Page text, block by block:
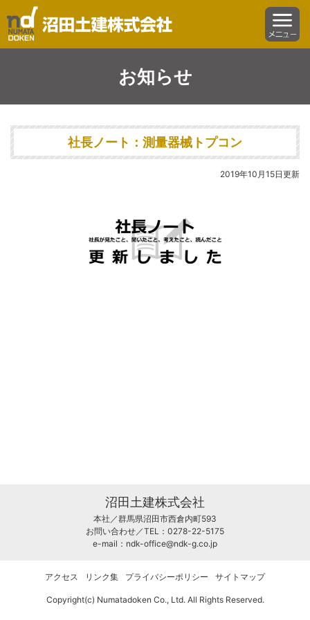
沼田土建株式会社 menu
お知らせ
社長ノート：測量器械トプコン
2019年10月15日更新
沼田土建株式会社
本社／群馬県沼田市西倉内町593
お問い合わせ／TEL：0278-22-5175
e-mail： ndk-office@ndk-g.co.jp
アクセス リンク集 プライバシーポリシー サイトマップ
Copyright(c) Numatadoken Co., Ltd. All Rights Reserved.